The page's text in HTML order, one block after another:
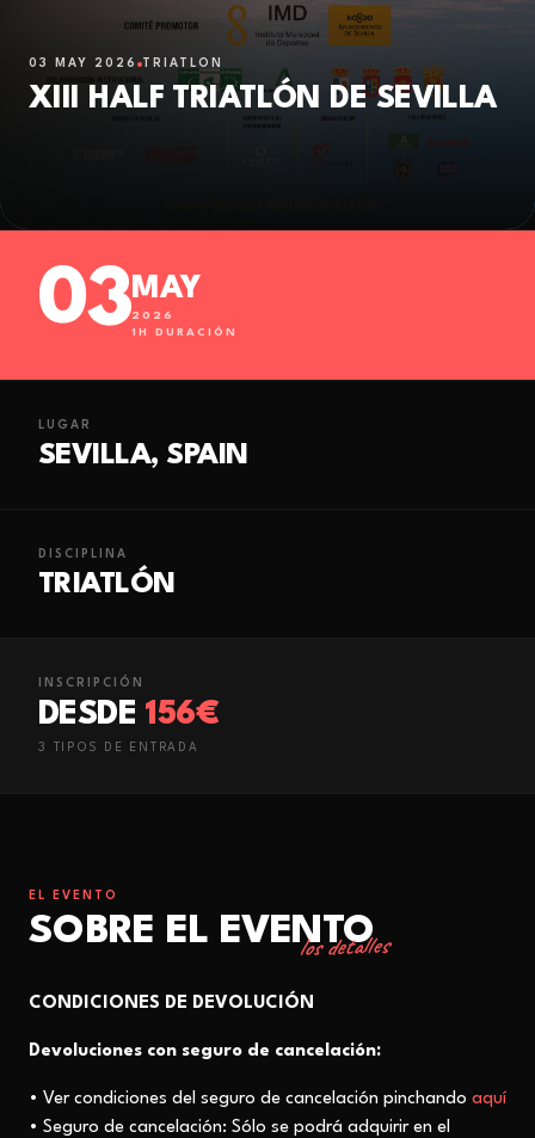
03 MAY 2026 TRIATLÓN
XIII HALF TRIATLÓN DE SEVILLA
03MAY
2026
1H DURACIÓN
LUGAR
SEVILLA, SPAIN
DISCIPLINA
TRIATLÓN
INSCRIPCIÓN
DESDE 156€
3 TIPO S DE ENTRADA
EL EVENTO
SOBRE EL EVENTO
los detalles
CONDICIONES DE DEVOLUCIÓN
Devoluciones con seguro de cancelación:
• Ver condiciones del seguro de cancelación pinchando aquí
• Seguro de cancelación: Sólo se podrá adquirir en el